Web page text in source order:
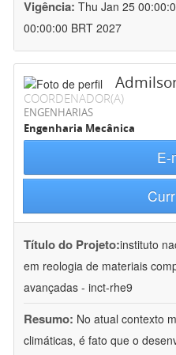
Vigência: Thu Jan 25
00:00:00 BRT 2027
COORDENADOR(A)
ENGENHARIAS
Engenharia Mecânica
E-
Título do Projeto:instituto
em reologia de materiais
avançadas - inct-rhe9
Resumo: No atual contexto
climáticas, é fato que o